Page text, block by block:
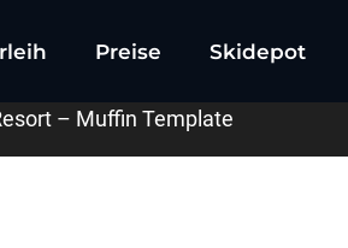
Preise Skidepot
– Muffin Template